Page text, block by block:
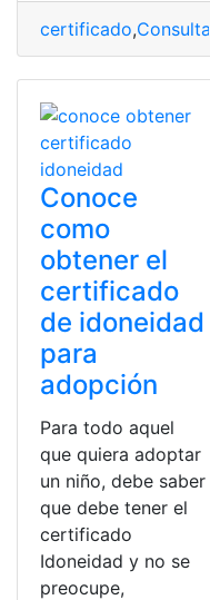
certificado,Consultas
Conoce
como
obtener el
certificado
de idoneidad
para
adopción
Para todo aquel
que quiera adoptar
un niño, debe saber
que debe tener el
certificado
Idoneidad y no se
preocupe,